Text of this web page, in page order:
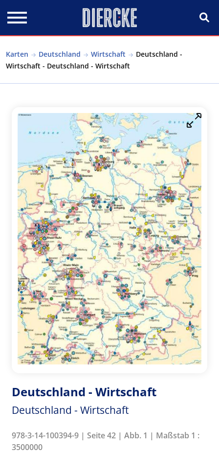
Karten Deutschland Wirtschaft
Deutschland -
Wirtschaft - Deutschland - Wirtschaft
Deutschland - Wirtschaft
Deutschland - Wirtschaft
978-3-14-100394-9 | Seite 42 | Abb. 1 | Maßstab 1 :
3500000